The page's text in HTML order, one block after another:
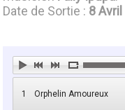
Date de Sortie : 8
1 Orphelin Amoureux